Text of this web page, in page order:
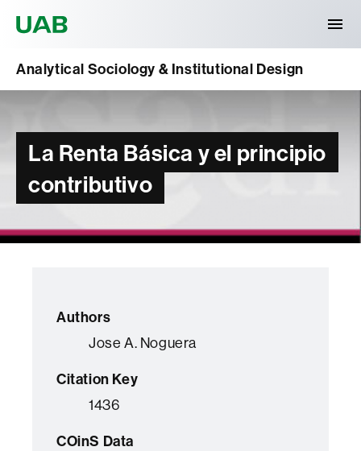
Analytical Sociology & Institutional Design
La Renta Básica y el principio
contributivo
Authors
Jose A. Noguera
Citation Key
1436
COinS Data